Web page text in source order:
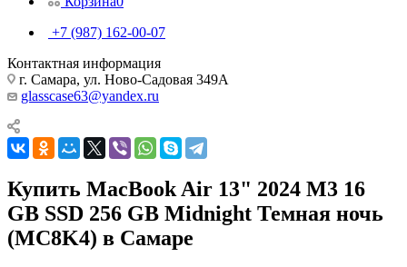
+7 (987) 162-00-07
Контактная информация
г. Самара, ул. Ново-Садовая 349А
glasscase63@yandex.ru
Купить MacBook Air 13" 2024 M3 16
GB SSD 256 GB Midnight Темная ночь
(MC8K4) в Самаре